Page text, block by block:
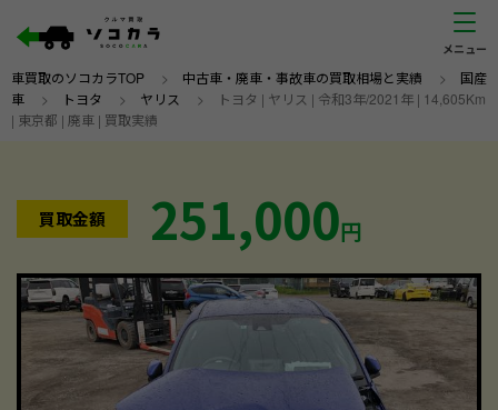
車買取のソコカラTOP > 中古車・廃車・事故車の買取相場と実績 > 国産
車 > トヨタ > ヤリス >
トヨタ | ヤリス | 令和3年/2021年 | 14,605Km
| 東京都 | 廃車 | 買取実績
買取金額 251,000円